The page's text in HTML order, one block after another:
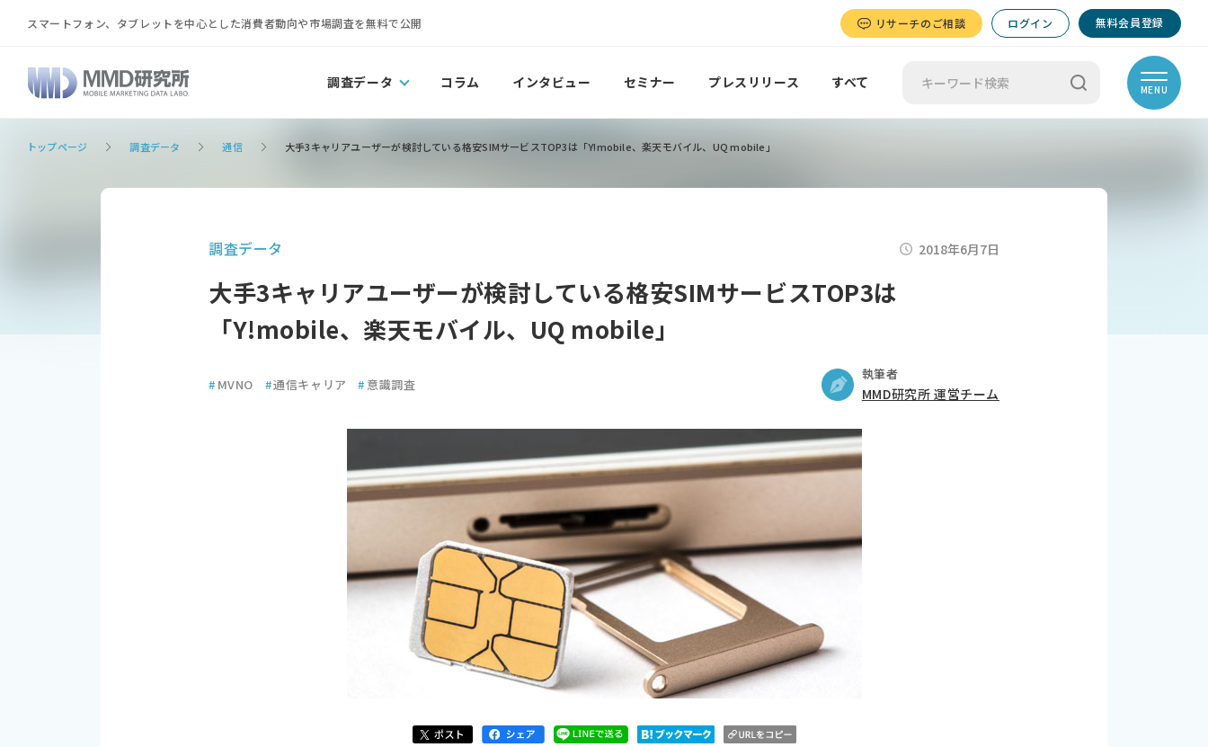
スマートフォン、タブレットを中心とした消費者動向や市場調査を無料で公開 リサーチのご相談 ログイン 無料会員登録
調査データ コラム インタビュー セミナー プレスリリース すべて MENU
トップページ 調査データ 通信 大手3キャリアユーザーが検討している格安SIMサービスTOP3は「Y!mobile、楽天モバイル、UQ mobile」
調査データ 2018年6月7日
大手3キャリアユーザーが検討している格安SIMサービスTOP3は
「Y!mobile、楽天モバイル、UQ mobile」
# MVNO #通信キャリア # 意識調査
執筆者
MMD研究所 運営チーム